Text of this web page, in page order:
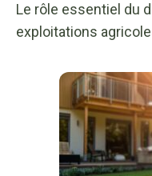
Le rôle essentiel du
exploitations